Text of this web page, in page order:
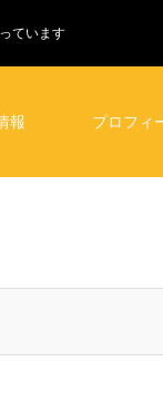
ています
報 プロフィ